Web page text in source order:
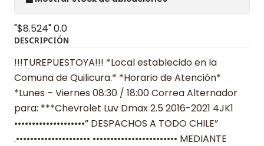
"$8.524"0.0
DESCRIPCIÓN
!!!TUREPUESTOYA!!! *Local establecido en la
Comuna de Quilicura.* *Horario de Atención*
*Lunes – Viernes 08:30 / 18:00 Correa Alternador
para: ***Chevrolet Luv Dmax 2.5 2016-2021 4JK1
••••••••••••••••••••” DESPACHOS A TODO CHILE”
.••••••••••••••••••••• •••••••••••••••••••••••• MEDIANTE